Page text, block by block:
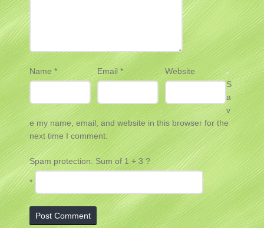
Name * Email*
Website
S
a
v
e my name, email, and website in this browser for the
next time I comment.
Spam protection: Sum of 1 + 3 ?
*